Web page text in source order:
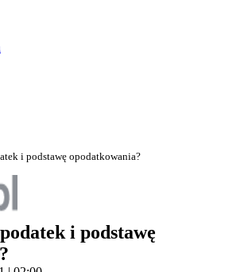
i podstawę opodatkowania?
i podstawę